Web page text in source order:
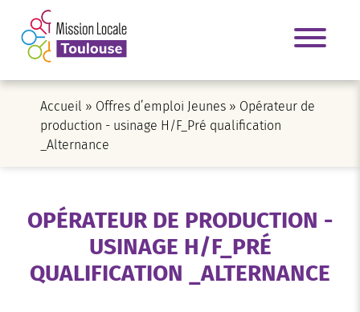
Accueil » Offres d’emploi Jeunes » Opérateur de
production - usinage H/F_Pré qualification
_Alternance
OPÉRATEUR DE PRODUCTION -
USINAGE H/F_PRÉ
QUALIFICATION _ALTERNANCE